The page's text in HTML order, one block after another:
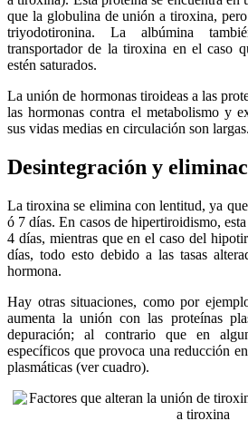
que la globulina de unión a tiroxina,
triyodotironina. La albúmina
transportador de la tiroxina en el caso
estén saturados.
La unión de hormonas tiroideas a las
las hormonas contra el metabolismo y
sus vidas medias en circulación son largas.
Desintegración y
La tiroxina se elimina con lentitud, ya
ó 7 días. En casos de hipertiroidismo,
4 días, mientras que en el caso del
días, todo esto debido a las tasas
hormona.
Hay otras situaciones, como por
aumenta la unión con las proteínas
depuración; al contrario que en
específicos que provoca una reducción
plasmáticas (ver cuadro).